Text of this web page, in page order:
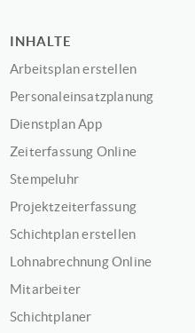
INHALTE
Arbeitsplan erstellen
Personaleinsatzplanung
Dienstplan App
Zeiterfassung Online
Stempeluhr
Projektzeiterfassung
Schichtplan erstellen
Lohnabrechnung Online
Mitarbeiter
Schichtplaner